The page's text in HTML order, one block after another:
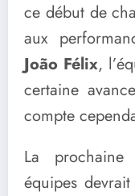
ce début de
aux
João Félix,
certaine
compte
La
équipes